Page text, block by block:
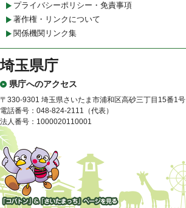
プライバシーポリシー・免責事項
著作権・リンクについて
関係機関リンク集
埼玉県庁
県庁へのアクセス
〒330-9301 埼玉県さいたま市浦和区高砂三丁目15番1号
電話番号：048-824-2111（代表）
法人番号：1000020110001
「コバトン」&「さいたまっ